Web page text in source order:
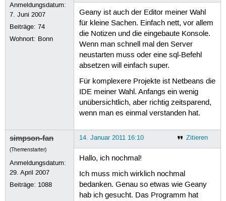
Anmeldungsdatum:
7. Juni 2007
Beiträge:74
Wohnort: Bonn
Geany ist auch der Editor meiner Wahl
für kleine Sachen. Einfach nett, vor allem
die Notizen und die eingebaute Konsole.
Wenn man schnell mal den Server
neustarten muss oder eine sql-Befehl
absetzen will einfach super.
Für komplexere Projekte ist Netbeans die
IDE meiner Wahl. Anfangs ein wenig
unübersichtlich, aber richtig zeitsparend,
wenn man es einmal verstanden hat.
simpson-fan
(Themenstarter)
Anmeldungsdatum:
29. April 2007
Beiträge: 1088
Zitieren
14. Januar 2011 16:10
Hallo, ich nochmal!
Ich muss mich wirklich nochmal
bedanken. Genau so etwas wie Geany
hab ich gesucht. Das Programm hat